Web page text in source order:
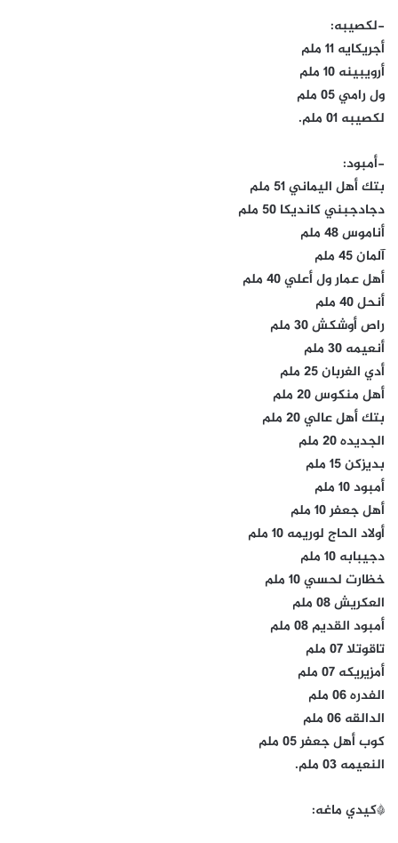
-لكصيبه:
أجريكايه 11 ملم
أرويبينه 10 ملم
ول رامي 05 ملم
لكصيبه 01 ملم.
-أمبود:
بتك أهل اليماني 51 ملم
دجادجبني كانديكا 50 ملم
أناموس 48 ملم
آلمان 45 ملم
أهل عمار ول أعلي 40 ملم
أنحل 40 ملم
راص أوشكش 30 ملم
أنعيمه 30 ملم
أدي الغربان 25 ملم
أهل منكوس 20 ملم
بتك أهل عالي 20 ملم
الجديده 20 ملم
بديزكن 15 ملم
أمبود 10 ملم
أهل جعفر 10 ملم
أولاد الحاج لوريمه 10 ملم
دجيبابه 10 ملم
خظارت لحسي 10 ملم
العكريش 08 ملم
أمبود القديم 08 ملم
تاقوتلا 07 ملم
أمزيريكه 07 ملم
الفدره 06 ملم
الدالقه 06 ملم
كوب أهل جعفر 05 ملم
النعيمه 03 ملم.
*كيدي ماغه: